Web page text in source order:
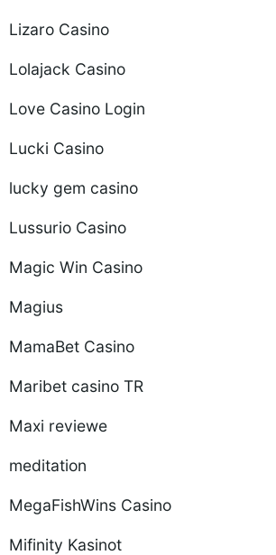
Lizaro Casino
Lolajack Casino
Love Casino Login
Lucki Casino
lucky gem casino
Lussurio Casino
Magic Win Casino
Magius
MamaBet Casino
Maribet casino TR
Maxi reviewe
meditation
MegaFishWins Casino
Mifinity Kasinot